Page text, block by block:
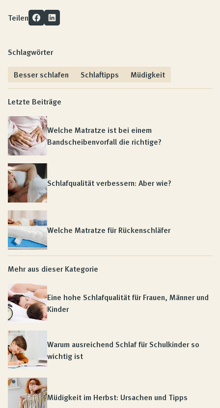
Teilen
Schlagwörter
Besser schlafen
Schlaftipps Müdigkeit
Letzte Beiträge
Welche Matratze ist bei einem
Bandscheibenvorfall die richtige?
Schlafqualität verbessern: Aber wie?
Welche Matratze für Rückenschläfer
Mehr aus dieser Kategorie
Eine hohe Schlafqualität für Frauen, Männer und
Kinder
Warum ausreichend Schlaf für Schulkinder so
wichtig ist
Müdigkeit im Herbst: Ursachen und Tipps